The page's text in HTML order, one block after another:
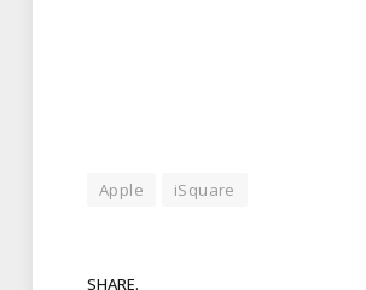
Apple iSquare
SHARE.